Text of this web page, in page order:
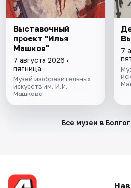
Выставочный
проект "Илья
Машков"
7 августа 2026 •
пятница
Музей изобразительных
искусств им. И.И.
Машкова
7
Все музеи в